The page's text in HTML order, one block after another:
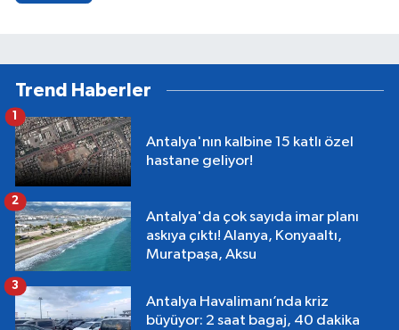
Trend Haberler
Antalya'nın kalbine 15 katlı özel
hastane geliyor!
1
Antalya'da çok sayıda imar planı
askıya çıktı! Alanya, Konyaaltı,
Muratpaşa, Aksu
2
Antalya Havalimanı’nda kriz
büyüyor: 2 saat bagaj, 40 dakika
3